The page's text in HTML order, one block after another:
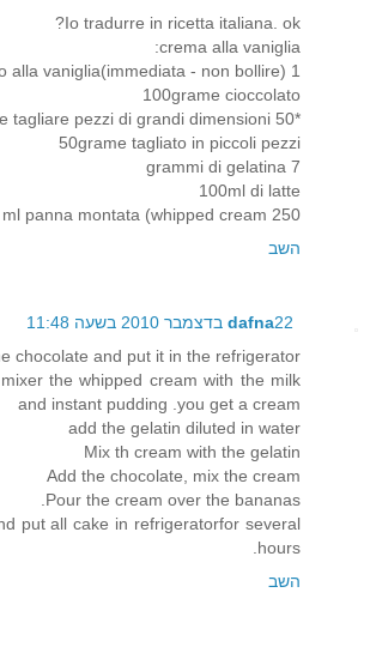
Io tradurre in ricetta italiana. ok?
crema alla vaniglia:
1 bustina di budino alla vaniglia(immediata - non bollire)
100grame cioccolato
*50 grame tagliare pezzi di grandi dimensioni
50grame tagliato in piccoli pezzi
7 grammi di gelatina
100ml di latte
250 ml panna montata (whipped cream
השב
dafna22 בדצמבר 2010 בשעה 11:48
chocolate and put it in the refrigerator.
the whipped cream with the milk
and instant pudding .you get a cream
add the gelatin diluted in water
Mix th cream with the gelatin
Add the chocolate, mix the cream
Pour the cream over the bananas.
put all cake in refrigeratorfor several
hours.
השב